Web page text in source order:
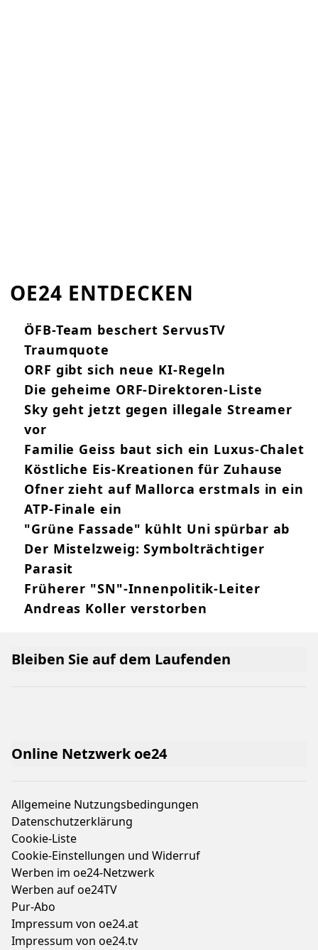
OE24 ENTDECKEN
ÖFB-Team beschert ServusTV
Traumquote
ORF gibt sich neue KI-Regeln
Die geheime ORF-Direktoren-Liste
Sky geht jetzt gegen illegale Streamer
vor
Familie Geiss baut sich ein Luxus-Chalet
Köstliche Eis-Kreationen für Zuhause
Ofner zieht auf Mallorca erstmals in ein
ATP-Finale ein
"Grüne Fassade" kühlt Uni spürbar ab
Der Mistelzweig: Symbolträchtiger
Parasit
Früherer "SN"-Innenpolitik-Leiter
Andreas Koller verstorben
Online Netzwerk oe24
Allgemeine Nutzungsbedingungen
Datenschutzerklärung
Cookie-Liste
Cookie-Einstellungen und Widerruf
Werben im oe24-Netzwerk
Werben auf oe24TV
Pur-Abo
Impressum von oe24.at
Impressum von oe24.tv
Bleiben Sie auf dem Laufenden